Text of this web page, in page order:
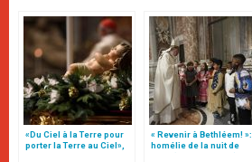
«Du Ciel à la Terre pour
porter la Terre au Ciel»,
« Revenir à Bethléem! »:
homélie de la nuit de
Noël (texte complet)